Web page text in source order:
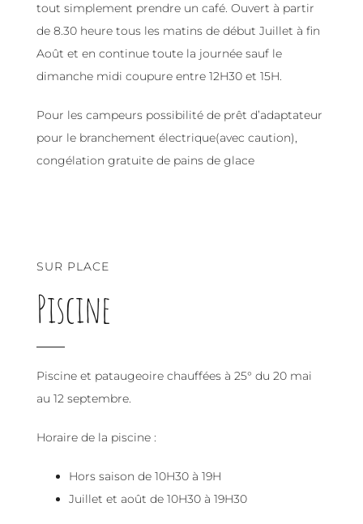
tout simplement prendre un café. Ouvert à partir
de 8.30 heure tous les matins de début Juillet à fin
Août et en continue toute la journée sauf le
dimanche midi coupure entre 12H30 et 15H.
Pour les campeurs possibilité de prêt d’adaptateur
pour le branchement électrique(avec caution),
congélation gratuite de pains de glace
SUR PLACE
Piscine
Piscine et pataugeoire chauffées à 25° du 20 mai
au 12 septembre.
Horaire de la piscine :
Hors saison de 10H30 à 19H
Juillet et août de 10H30 à 19H30